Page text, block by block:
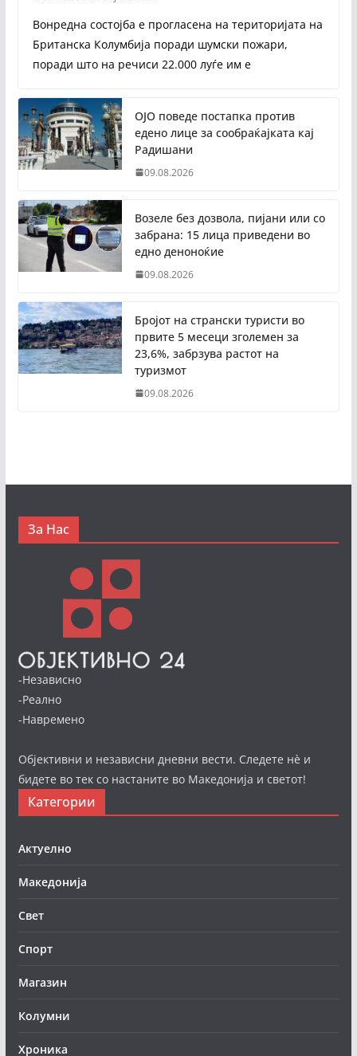
Вонредна состојба е прогласена на територијата на
Британска Колумбија поради шумски пожари,
поради што на речиси 22.000 луѓе им е
ОЈО поведе постапка против
едено лице за сообраќајката кај
Радишани
09.08.2026
Возеле без дозвола, пијани или со
забрана: 15 лица приведени во
едно деноноќие
09.08.2026
Бројот на странски туристи во
првите 5 месеци зголемен за
23,6%, забрзува растот на
туризмот
09.08.2026
За Нас
-Независно
-Реално
-Навремено
Објективни и независни дневни вести. Следете нè и
бидете во тек со настаните во Македонија и светот!
Категории
Актуелно
Македонија
Свет
Спорт
Магазин
Колумни
Хроника